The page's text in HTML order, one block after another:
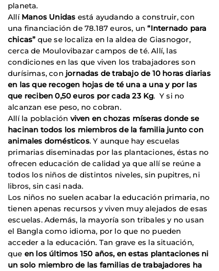
planeta.
Allí Manos Unidas está ayudando a construir, con
una financiación de 78.187 euros, un“Internado para
chicas”que se localiza en la aldea de Giasnogor,
cerca de Moulovibazar campos de té. Allí, las
condiciones en las que viven los trabajadores son
durísimas, con jornadas de trabajo de 10 horas diarias
en las que recogen hojas de té una a una y por las
que reciben 0,50 euros por cada 23 Kg. Y si no
alcanzan ese peso, no cobran.
Allí la población viven en chozas míseras donde se
hacinan todos los miembros de la familia junto con
animales domésticos. Y aunque hay escuelas
primarias diseminadas por las plantaciones, éstas no
ofrecen educación de calidad ya que allí se reúne a
todos los niños de distintos niveles, sin pupitres, ni
libros, sin casi nada.
Los niños no suelen acabar la educación primaria, no
tienen apenas recursos y viven muy alejados de esas
escuelas. Además, la mayoría son tribales y no usan
el Bangla como idioma, por lo que no pueden
acceder a la educación. Tan grave es la situación,
que en los últimos 150 años, en estas plantaciones ni
un solo miembro de las familias de trabajadores ha